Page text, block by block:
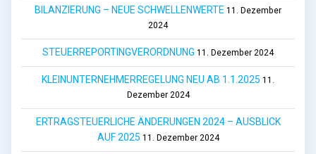
BILANZIERUNG – NEUE SCHWELLENWERTE 11. Dezember
2024
STEUERREPORTINGVERORDNUNG 11. Dezember 2024
KLEINUNTERNEHMERREGELUNG NEU AB 1.1.2025 11.
Dezember 2024
ERTRAGSTEUERLICHE ÄNDERUNGEN 2024 – AUSBLICK
AUF 2025 11. Dezember 2024